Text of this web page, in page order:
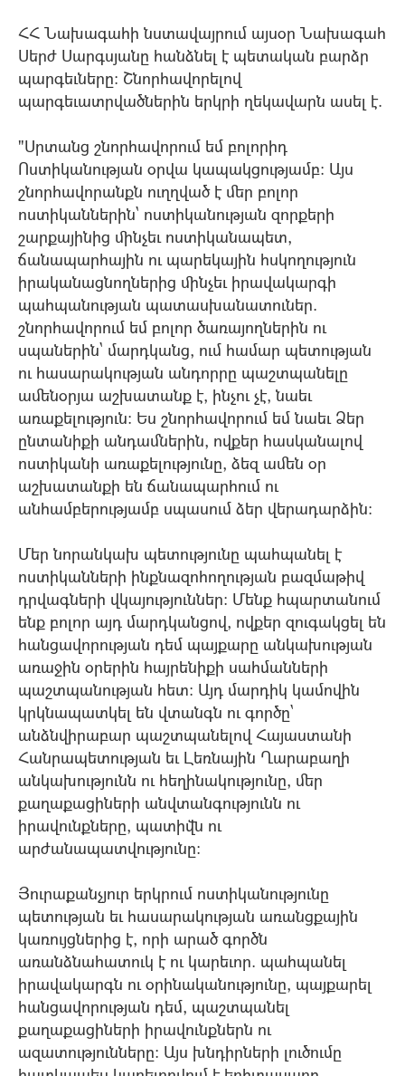
ՀՀ Նախագահի նստավայրում այսօր Նախագահ
Սերժ Սարգսյանը հանձնել է պետական բարձր
պարգեւները: Շնորհավորելով
պարգեւատրվածներին երկրի ղեկավարն ասել է.
"Սրտանց շնորհավորում եմ բոլորիդ
Ոստիկանության օրվա կապակցությամբ: Այս
շնորհավորանքն ուղղված է մեր բոլոր
ոստիկաններին` ոստիկանության զորքերի
շարքայինից մինչեւ ոստիկանապետ,
ճանապարհային ու պարեկային հսկողություն
իրականացնողներից մինչեւ իրավակարգի
պահպանության պատասխանատուներ.
շնորհավորում եմ բոլոր ծառայողներին ու
սպաներին` մարդկանց, ում համար պետության
ու հասարակության անդորրը պաշտպանելը
ամենօրյա աշխատանք է, ինչու չէ, նաեւ
առաքելություն: Ես շնորհավորում եմ նաեւ Ձեր
ընտանիքի անդամներին, ովքեր հասկանալով
ոստիկանի առաքելությունը, ձեզ ամեն օր
աշխատանքի են ճանապարհում ու
անհամբերությամբ սպասում ձեր վերադարձին:
Մեր նորանկախ պետությունը պահպանել է
ոստիկանների ինքնազոհողության բազմաթիվ
դրվագների վկայություններ: Մենք հպարտանում
ենք բոլոր այդ մարդկանցով, ովքեր զուգակցել են
հանցավորության դեմ պայքարը անկախության
առաջին օրերին հայրենիքի սահմանների
պաշտպանության հետ: Այդ մարդիկ կամովին
կրկնապատկել են վտանգն ու գործը`
անձնվիրաբար պաշտպանելով Հայաստանի
Հանրապետության եւ Լեռնային Ղարաբաղի
անկախությունն ու հեղինակությունը, մեր
քաղաքացիների անվտանգությունն ու
իրավունքները, պատիվն ու
արժանապատվությունը:
Յուրաքանչյուր երկրում ոստիկանությունը
պետության եւ հասարակության առանցքային
կառույցներից է, որի արած գործն
առանձնահատուկ է ու կարեւոր. պահպանել
իրավակարգն ու օրինականությունը, պայքարել
հանցավորության դեմ, պաշտպանել
քաղաքացիների իրավունքներն ու
ազատությունները: Այս խնդիրների լուծումը